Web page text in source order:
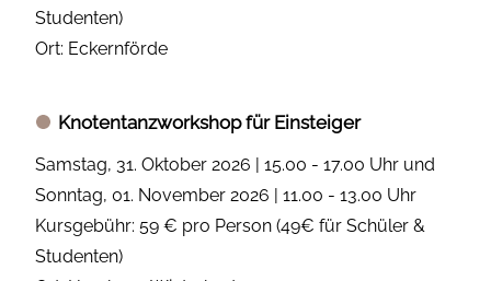
Studenten)
Ort: Eckernförde
Knotentanzworkshop für Einsteiger
Samstag, 31. Oktober 2026 | 15.00 - 17.00 Uhr und
Sonntag, 01. November 2026 | 11.00 - 13.00 Uhr
Kursgebühr: 59 € pro Person (49€ für Schüler &
Studenten)